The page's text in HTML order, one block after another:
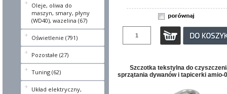
Oleje, oliwa do
maszyn, smary, płyny
(WD40), wazelina (67)
Oświetlenie (791)
Pozostałe (27)
Tuning (62)
Układ elektryczny,
Szczotka tekstylna do
sprzątania dywanów i tapicerki amio-